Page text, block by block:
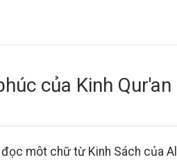
của Kinh Qur'an
môt chữ từ Kinh Sách của